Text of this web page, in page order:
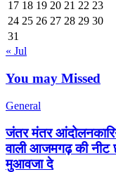
17 18 19 20 21 22 23
24 25 26 27 28 29 30
31
« Jul
You may Missed
General
जंतर मंतर
वाली आजमगढ़ की नीट
मुआवजा दे